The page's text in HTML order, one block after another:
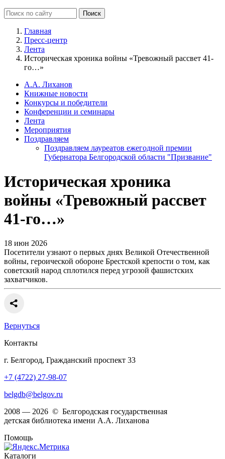
Главная
Пресс-центр
Лента
Историческая хроника войны «Тревожный рассвет 41-
го…»
А.А. Лиханов
Книжные новости
Конкурсы и победители
Конференции и семинары
Лента
Мероприятия
Поздравляем
Поздравляем лауреатов ежегодной премии
Губернатора Белгородской области "Призвание"
Историческая хроника
войны «Тревожный рассвет
41-го…»
18 июн 2026
Посетители узнают о первых днях Великой Отечественной
войны, героической обороне Брестской крепости о том, как
советский народ сплотился перед угрозой фашистских
захватчиков.
Вернуться
Контакты
г. Белгород, Гражданский проспект 33
+7 (4722) 27-98-07
belgdb@belgov.ru
2008 — 2026 © Белгородская государственная
детская библиотека имени А.А. Лиханова
Помощь
Каталоги